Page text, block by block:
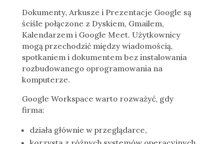
Dokumenty, Arkusze i Prezentacje Google są
ściśle połączone z Dyskiem, Gmailem,
Kalendarzem i Google Meet. Użytkownicy
mogą przechodzić między wiadomością,
spotkaniem i dokumentem bez instalowania
rozbudowanego oprogramowania na
komputerze.
Google Workspace warto rozważyć, gdy
firma:
działa głównie w przeglądarce,